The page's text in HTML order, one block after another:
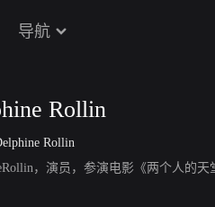
导航
Rollin
Rollin
，演员，参演电影《两个人的天